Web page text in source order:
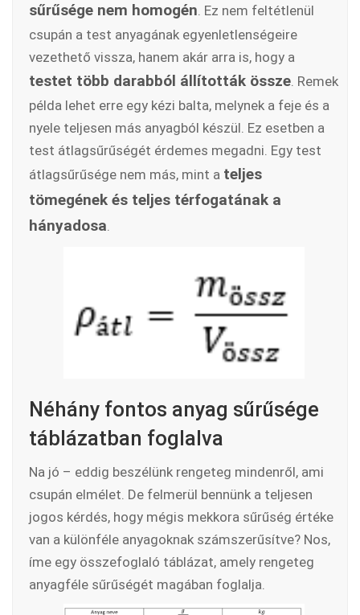
sűrűsége nem homogén. Ez nem feltétlenül
csupán a test anyagának egyenletlenségeire
vezethető vissza, hanem akár arra is, hogy a
testet több darabból állították össze. Remek
példa lehet erre egy kézi balta, melynek a feje és a
nyele teljesen más anyagból készül. Ez esetben a
test átlagsűrűségét érdemes megadni. Egy test
átlagsűrűsége nem más, mint a teljes
tömegének és teljes térfogatának a
hányadosa.
Néhány fontos anyag sűrűsége
táblázatban foglalva
Na jó – eddig beszélünk rengeteg mindenről, ami
csupán elmélet. De felmerül bennünk a teljesen
jogos kérdés, hogy mégis mekkora sűrűség értéke
van a különféle anyagoknak számszerűsítve? Nos,
íme egy összefoglaló táblázat, amely rengeteg
anyagféle sűrűségét magában foglalja.